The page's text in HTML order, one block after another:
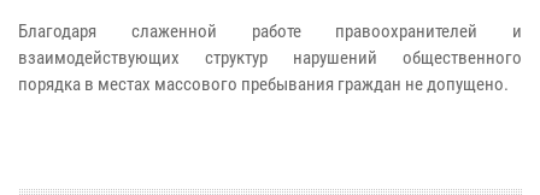
Благодаря слаженной работе правоохранителей и
взаимодействующих структур нарушений общественного
порядка в местах массового пребывания граждан не допущено.